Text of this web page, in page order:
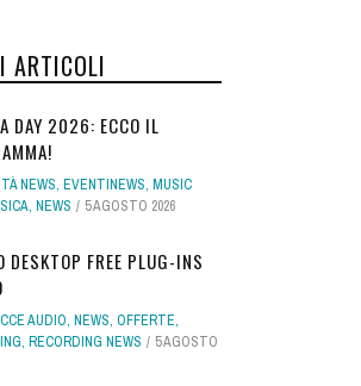
ARTICOLI
DAY 2026: ECCO IL
NEWS, EVENTINEWS, MUSIC
, NEWS 5 AGOSTO 2026
DESKTOP FREE PLUG-INS
AUDIO, NEWS, OFFERTE,
, RECORDING NEWS
5 AGOSTO